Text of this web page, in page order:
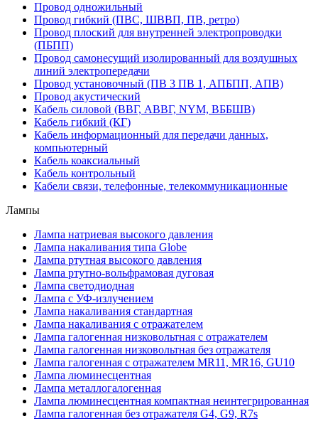
Провод одножильный
Провод гибкий (ПВС, ШВВП, ПВ, ретро)
Провод плоский для внутренней электропроводки
(ПБПП)
Провод самонесущий изолированный для воздушных
линий электропередачи
Провод установочный (ПВ 3 ПВ 1, АПБПП, АПВ)
Провод акустический
Кабель силовой (ВВГ, АВВГ, NYM, ВББШВ)
Кабель гибкий (КГ)
Кабель информационный для передачи данных,
компьютерный
Кабель коаксиальный
Кабель контрольный
Кабели связи, телефонные, телекоммуникационные
Лампы
Лампа натриевая высокого давления
Лампа накаливания типа Globe
Лампа ртутная высокого давления
Лампа ртутно-вольфрамовая дуговая
Лампа светодиодная
Лампа с УФ-излучением
Лампа накаливания стандартная
Лампа накаливания с отражателем
Лампа галогенная низковольтная с отражателем
Лампа галогенная низковольтная без отражателя
Лампа галогенная с отражателем MR11, MR16, GU10
Лампа люминесцентная
Лампа металлогалогенная
Лампа люминесцентная компактная неинтегрированная
Лампа галогенная без отражателя G4, G9, R7s